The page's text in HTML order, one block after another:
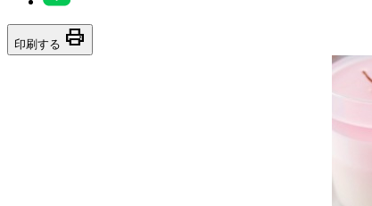
印刷する print